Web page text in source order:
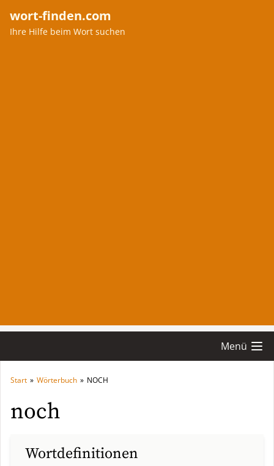
wort-finden.com
Ihre Hilfe beim Wort suchen
Menü
Start » Wörterbuch » NOCH
noch
Wortdefinitionen